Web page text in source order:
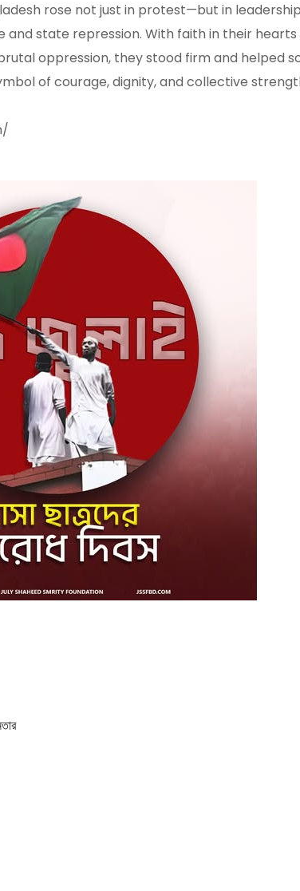
rose not just in protest—but in
and state repression. With faith in their
oppression, they stood firm and helped
of courage, dignity, and collective